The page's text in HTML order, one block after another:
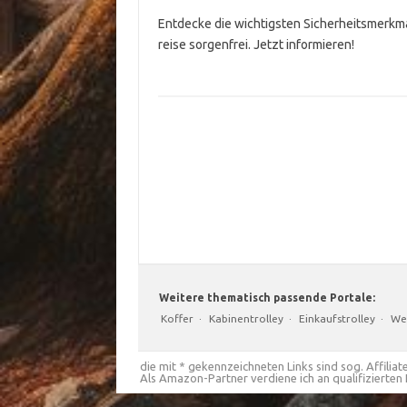
Entdecke die wichtigsten
reise sorgenfrei. Jetzt informieren!
Weitere thematisch passende Portale:
Koffer · Kabinentrolley · Einkaufstrolley ·
die mit * gekennzeichneten Links sind sog.
Als Amazon-Partner verdiene ich an qualifizierten